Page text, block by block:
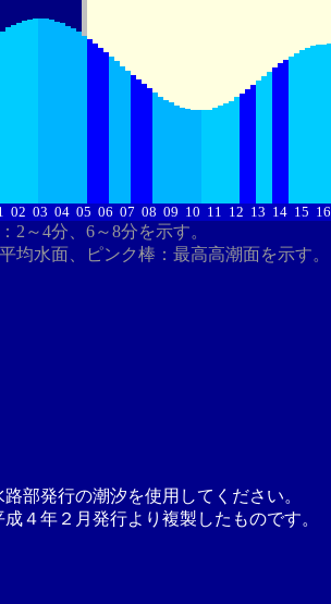
02 03 04 05 06 07 08 09 10 11 12 13 14 15 16
2～4分、6～8分を示す。
均水面、ピンク棒：最高高潮面を示す。
部発行の潮汐を使用してください。
４年２月発行より複製したものです。